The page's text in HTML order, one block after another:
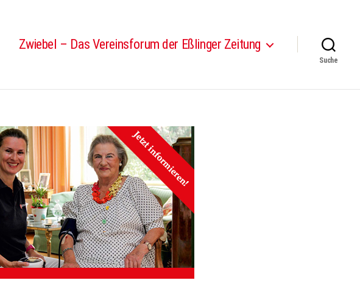
Zwiebel – Das Vereinsforum der Eßlinger Zeitung
Suche